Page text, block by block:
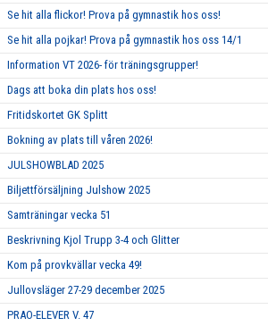
Se hit alla flickor! Prova på gymnastik hos oss!
Se hit alla pojkar! Prova på gymnastik hos oss 14/1
Information VT 2026- för träningsgrupper!
Dags att boka din plats hos oss!
Fritidskortet GK Splitt
Bokning av plats till våren 2026!
JULSHOWBLAD 2025
Biljettförsäljning Julshow 2025
Samträningar vecka 51
Beskrivning Kjol Trupp 3-4 och Glitter
Kom på provkvällar vecka 49!
Jullovsläger 27-29 december 2025
PRAO-ELEVER V. 47